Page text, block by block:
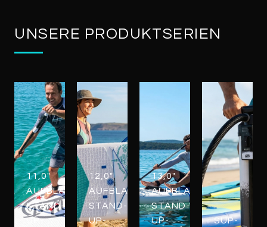
UNSERE PRODUKTSERIEN
11,0"
AUFBLASBARE
STAND-
UP-
12,0"
AUFBLASBARE
STAND-
UP-
13,0"
AUFBLASBARE
STAND-
UP-
SUP-